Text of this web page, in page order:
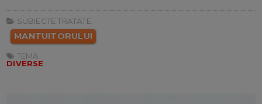
SUBIECTE TRATATE:
MANTUITORULUI
TEMA:
DIVERSE